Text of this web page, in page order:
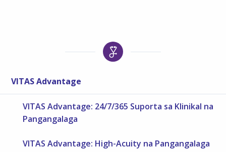
VITAS Advantage
VITAS Advantage: 24/7/365 Suporta sa Klinikal na
Pangangalaga
VITAS Advantage: High-Acuity na Pangangalaga